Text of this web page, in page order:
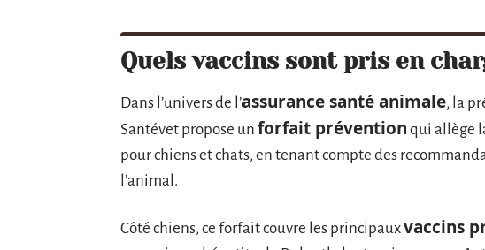
Quels vaccins sont pris en
Dans l’univers de l’assurance santé animale, la
Santévet propose un forfait prévention qui allège
pour chiens et chats, en tenant compte des
l’animal.
Côté chiens, ce forfait couvre les principauxvaccins